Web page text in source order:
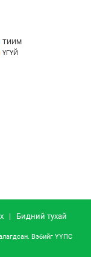
ТИЙМ
ҮГҮЙ
| Бидний тухай
Вэбийг ҮҮПС